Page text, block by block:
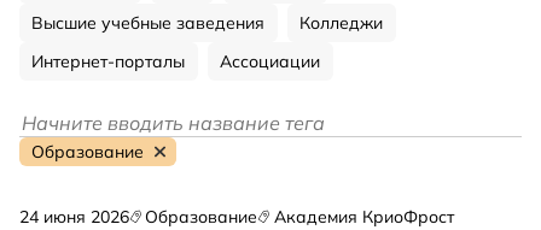
Высшие учебные заведения
Колледжи
Интернет-порталы
Ассоциации
Образование
24 июня 2026 Образование Академия КриоФрост